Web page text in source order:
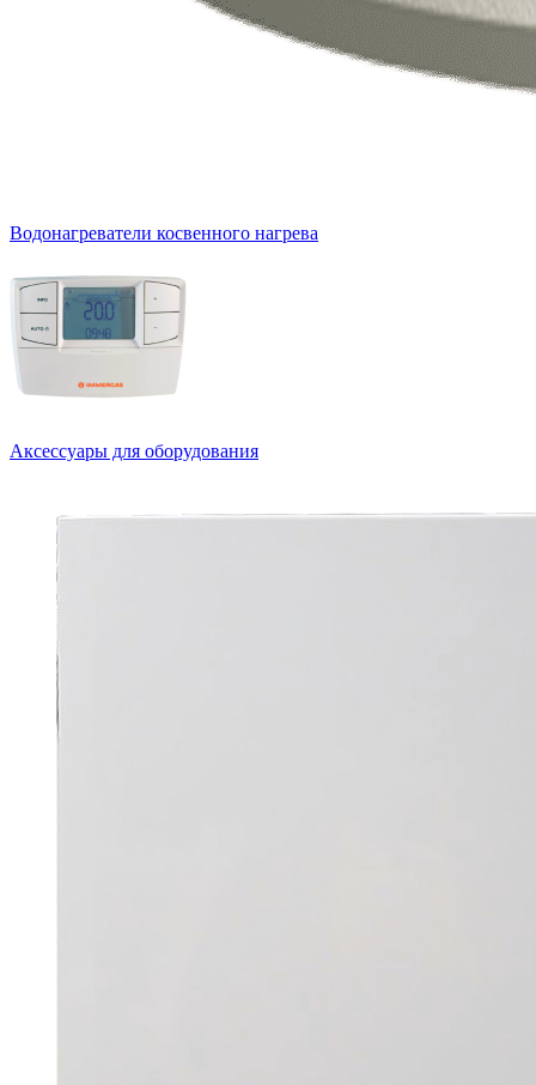
Водонагреватели косвенного нагрева
Аксессуары для оборудования